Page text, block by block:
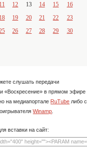
11 12 13 14 15
16
18 19 20 21 22
23
26 27 28 29
30
слушать передачи
«Воскресение» в прямом эфире
на медиапортале RuTube либо с
Winamp.
вставки на сайт: